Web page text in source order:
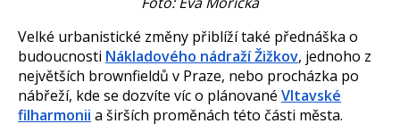
Velké urbanistické změny přiblíží také přednáška o
budoucnosti Nákladového nádraží Žižkov, jednoho z
největších brownfieldů v Praze, nebo procházka po
nábřeží, kde se dozvíte víc o plánované Vltavské
filharmonii a širších proměnách této části města.